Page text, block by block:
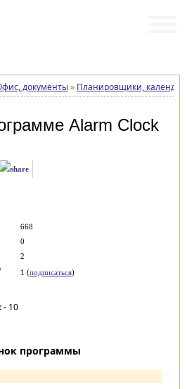
документы» Планировщики,
Alarm Clock
668
0
2
1 (подписаться)
- 10
программы